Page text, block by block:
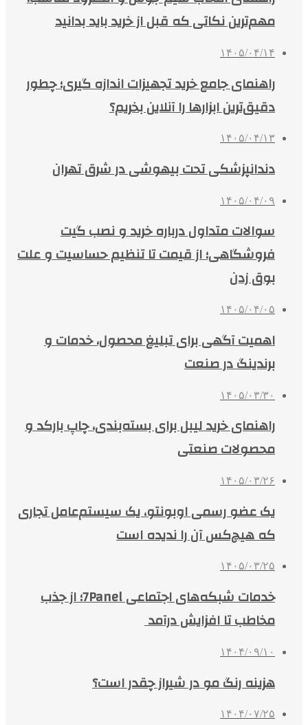
مهم‌ترین نکاتی که قبل از خرید باید بدانید
۱۴۰۵/۰۴/۱۴
راهنمای جامع خرید تجهیزات اندازه گیری؛ چطور
دقیق‌ترین ابزارها را آنلاین بخریم؟
۱۴۰۵/۰۴/۱۳
دندانپزشکی تحت بیهوشی در شرق تهران
۱۴۰۵/۰۴/۰۹
سوالات متداول درباره خرید و نصب گیت
فروشگاهی؛ از قیمت تا تنظیم حساسیت و علت
بوق زدن
۱۴۰۵/۰۴/۰۵
اهمیت آگهی برای تبلیغ محصول، خدمات و
برندینگ در صنعت
۱۴۰۵/۰۳/۳۰
راهنمای خرید لیبل برای بسته‌بندی، چاپ بارکد و
محصولات صنعتی
۱۴۰۵/۰۳/۲۶
یک عضو رسمی اوبونتو، یک سیستم‌عامل تجاری
که هیچ‌کس آن را ندیده است
۱۴۰۵/۰۳/۲۵
خدمات شبکه‌های اجتماعی 7Panel؛ از جذب
مخاطب تا افزایش درآمد
۱۴۰۴/۰۹/۱۰
هزینه رنگ مو در شیراز چقدر است؟
۱۴۰۴/۰۷/۲۵